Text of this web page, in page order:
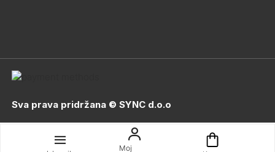
Moj
Sva prava pridržana © SYNC d.o.o